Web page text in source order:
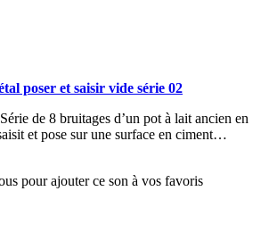
poser et saisir vide série 02
de 8 bruitages d’un pot à lait ancien en
et pose sur une surface en ciment…